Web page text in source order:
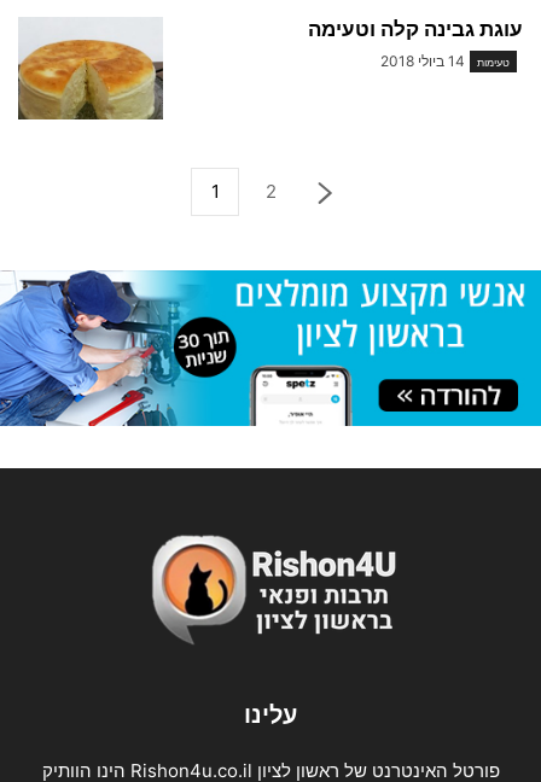
עוגת גבינה קלה וטעימה
טעימות 14 ביולי 2018
1 2
עלינו
פורטל האינטרנט של ראשון לציון Rishon4u.co.il הינו הוותיק